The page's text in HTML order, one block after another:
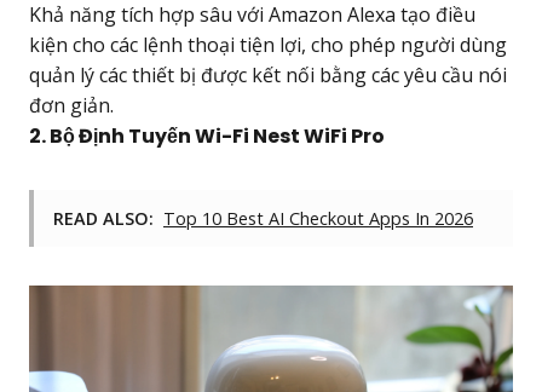
Khả năng tích hợp sâu với Amazon Alexa tạo điều
kiện cho các lệnh thoại tiện lợi, cho phép người dùng
quản lý các thiết bị được kết nối bằng các yêu cầu nói
đơn giản.
2. Bộ Định Tuyến Wi-Fi Nest WiFi Pro
READ ALSO: Top 10 Best AI Checkout Apps In 2026